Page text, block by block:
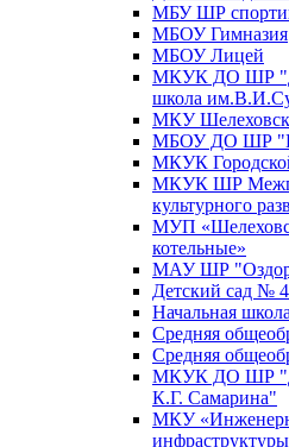
МБУ ШР
МБОУ Гимназия
МБОУ Лицей
МКУК ДО ШР
школа
МКУ
МБОУ ДО ШР
МКУК
МКУК ШР
культурного
МУП
котельные»
МАУ ШР
Детский сад №
Начальная
Средняя
Средняя
МКУК ДО ШР
К.Г. Самарина"
МКУ